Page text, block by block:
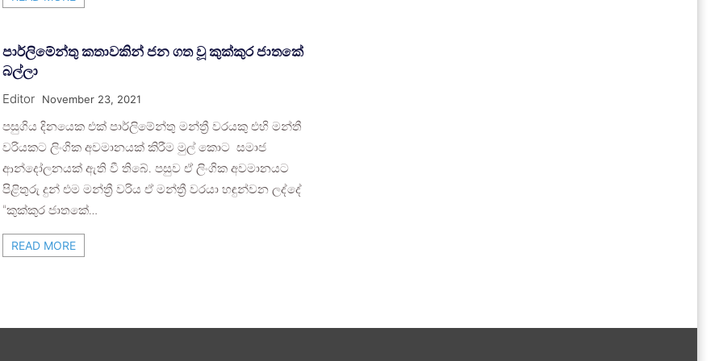
පාර්ලිමේන්තු කතාවකින් ජන ගත වූ කුක්කුර ජාතකේ
බල්ලා
Editor November 23, 2021
පසුගිය දිනයෙක එක් පාර්ලිමේන්තු මන්ත්‍රී වරයකු එහි මන්තී
වරියකට ලිංගික අවමානයක් කිරීම මුල් කොට සමාජ
ආන්දෝලනයක් ඇති වී තිබේ. පසුව ඒ ලිංගික අවමානයට
පිළිතුරු දුන් එම මන්ත්‍රී වරිය ඒ මන්ත්‍රී වරයා හඳුන්වන ලද්දේ
“කුක්කුර ජාතකේ…
READ MORE